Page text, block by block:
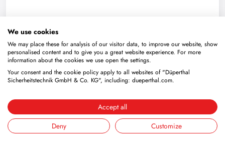
We use cookies
We may place these for analysis of our visitor data, to improve our website, show
personalised content and to give you a great website experience. For more
information about the cookies we use open the settings.
Your consent and the cookie policy apply to all websites of "Düperthal
Sicherheitstechnik GmbH & Co. KG", including: dueperthal.com.
Accept all
Deny
Customize